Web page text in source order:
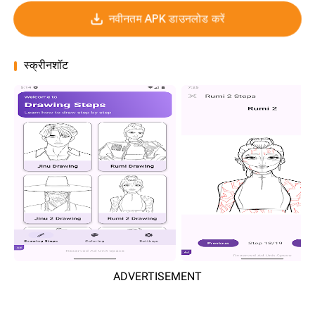
नवीनतम APK डाउनलोड करें
स्क्रीनशॉट
ADVERTISEMENT